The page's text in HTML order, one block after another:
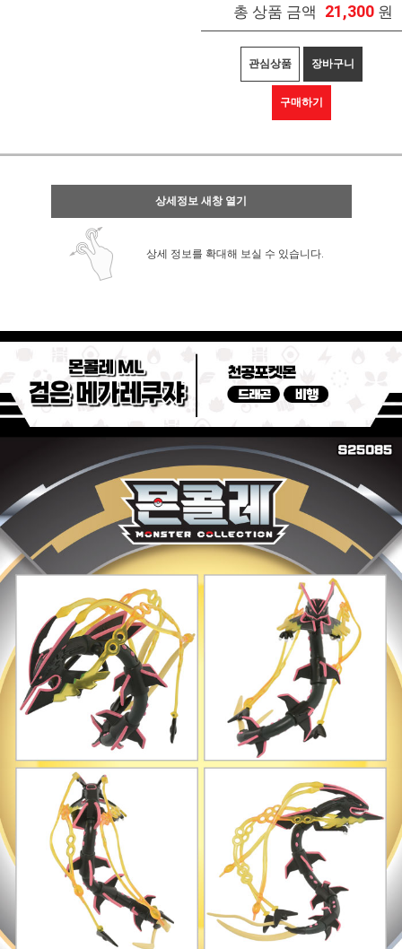
총 상품 금액 21,300 원
관심상품 장바구니
구매하기
상세정보 새창 열기
상세 정보를 확대해 보실 수 있습니다.